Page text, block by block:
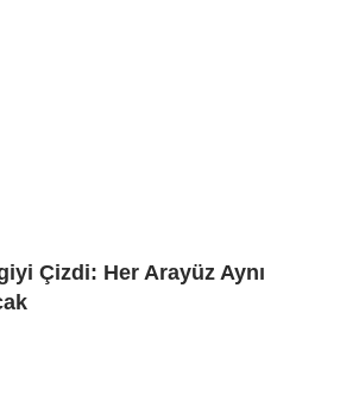
Çizdi: Her Arayüz Aynı